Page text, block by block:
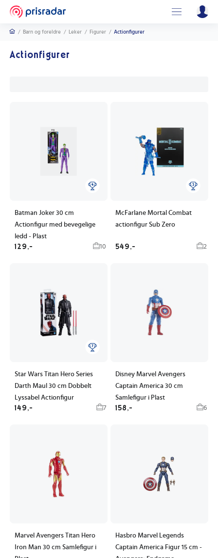
/ Barn og foreldre / Leker / Figurer / Actionfigurer
Actionfigurer
Batman Joker 30 cm
Actionfigur med bevegelige
ledd - Plast
129,- 10
McFarlane Mortal Combat
actionfigur Sub Zero
549,- 2
Star Wars Titan Hero Series
Darth Maul 30 cm Dobbelt
Lyssabel Actionfigur
149,- 7
Disney Marvel Avengers
Captain America 30 cm
Samlefigur i Plast
158,- 6
Marvel Avengers Titan Hero
Iron Man 30 cm Samlefigur i
Hasbro Marvel Legends
Captain America Figur 15 cm -